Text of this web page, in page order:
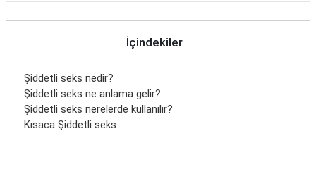
İçindekiler
Şiddetli seks nedir?
Şiddetli seks ne anlama gelir?
Şiddetli seks nerelerde kullanılır?
Kısaca Şiddetli seks